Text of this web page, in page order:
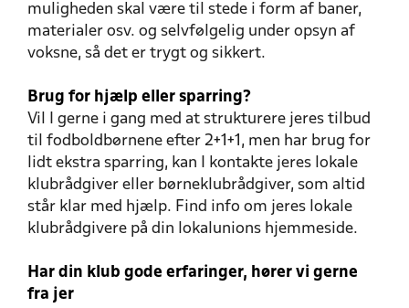
muligheden skal være til stede i form af baner,
materialer osv. og selvfølgelig under opsyn af
voksne, så det er trygt og sikkert.
Brug for hjælp eller sparring?
Vil I gerne i gang med at strukturere jeres tilbud
til fodboldbørnene efter 2+1+1, men har brug for
lidt ekstra sparring, kan I kontakte jeres lokale
klubrådgiver eller børneklubrådgiver, som altid
står klar med hjælp. Find info om jeres lokale
klubrådgivere på din lokalunions hjemmeside.
Har din klub gode erfaringer, hører vi gerne
fra jer